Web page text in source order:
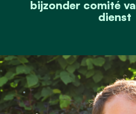
bijzonder comité
dienst